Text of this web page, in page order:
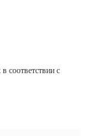
соответствии с